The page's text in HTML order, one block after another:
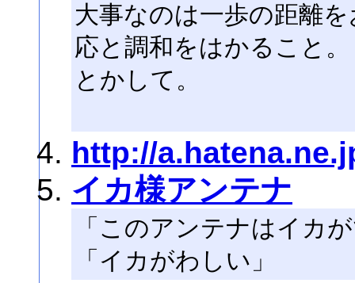
大事なのは一歩の距離
応と調和をはかること
とかして。
http://
イカ様アンテナ
「このアンテナはイカ
「イカがわしい」